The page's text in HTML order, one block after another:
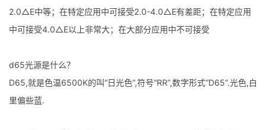
2.0△E中等；在特定应用中可接受2.0-4.0△E有差距；在特定应用
中可接受4.0△E以上非常大；在大部分应用中不可接受
d65光源是什么？
D65,就是色温6500K的叫“日光色”,符号“RR”,数字形式“D65”.光色,白
里偏些蓝.